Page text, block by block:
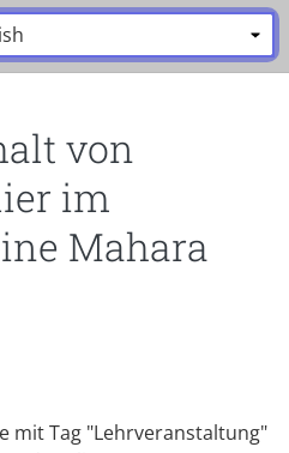
von
im
Mahara
mit Tag "Lehrveranstaltung"